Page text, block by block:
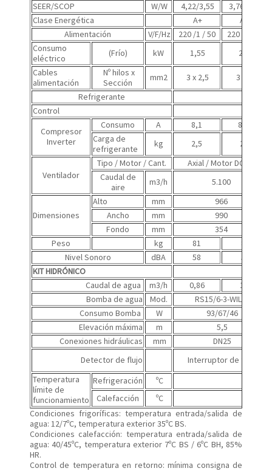
SEER/SCOP
W/W 4,22/3,55
3,76/3,46
Clase Energética
A+
A+
Alimentación
V/F/Hz 220 /1 / 50
220 /1 / 50
Consumo
eléctrico
(Frío) kW 1,55
2,25
Cables
alimentación
Nº hilos x
Sección
mm2 3 x 2,5
3 x 2,5
Refrigerante
Control
Compresor
Inverter
Consumo A 8,1
8,16
Carga de
refrigerante
kg 2,5 2,5
Ventilador
Tipo / Motor / Cant.
Axial / Motor DC / 1
Caudal de
aire
m3/h 5.100
Dimensiones
Alto mm
966
Ancho
mm
990
Fondo
mm
354
Peso
kg 81
Nivel Sonoro
dBA 58
58
KIT HIDRÓNICO
Caudal de agua
m3/h 0,86
1,2
Bomba de agua
Mod.
RS15/6-3-WILO
Consumo Bomba
W
93/67/46
Elevación máxima
m
5,5
Conexiones hidráulicas
mm
DN25
Detector de flujo
Interruptor de flujo
Temperatura
límite de
funcionamiento
Refrigeración
ºC
Calefacción
ºC
Condiciones frigoríficas: temperatura entrada/salida de
agua: 12/7ºC, temperatura exterior 35ºC BS.
Condiciones calefacción: temperatura entrada/salida de
agua: 40/45ºC, temperatura exterior 7ºC BS / 6ºC BH, 85%
HR.
Control de temperatura en retorno: mínima consigna de